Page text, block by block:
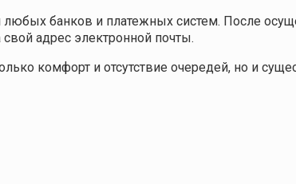
любых банков и платежных систем. После
свой адрес электронной почты.
комфорт и отсутствие очередей, но и